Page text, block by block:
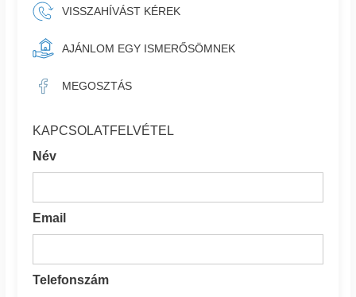
VISSZAHÍVÁST KÉREK
AJÁNLOM EGY ISMERŐSÖMNEK
MEGOSZTÁS
KAPCSOLATFELVÉTEL
Név
Email
Telefonszám